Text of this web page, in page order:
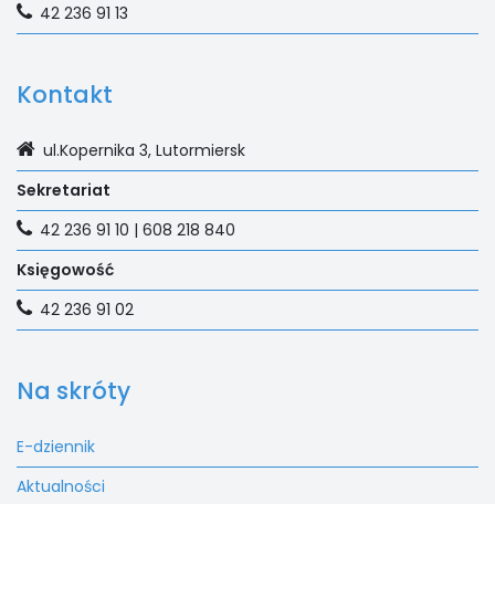
Na skróty
E-dziennik
Aktualności
Kontakt
ul.Kopernika 3, Lutormiersk
Sekretariat
42 236 91 10 | 608 218 840
Księgowość
42 236 91 02
42 236 91 13